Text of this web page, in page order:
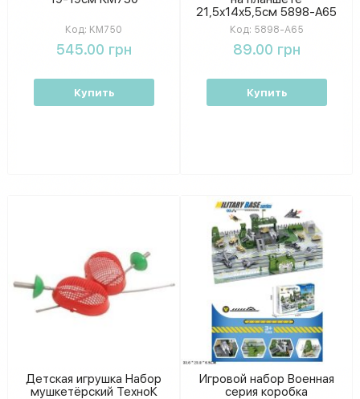
Код: KM750
545.00 грн
Купить
21,5х14х5,5см 5898-A65
Код: 5898-A65
89.00 грн
Купить
Детская игрушка Набор
мушкетёрский ТехноК
Игровой набор Военная
серия коробка